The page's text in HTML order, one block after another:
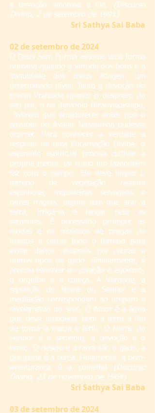
a devoção amorosa a Ele.
(Discurso
Divino, 2 de setembro de 1991)
Sri Sathya Sai Baba
02 de setembro de 2024
O Deus Sem Forma assume uma forma
humana quando a virtude dos bons e a
iniquidade dos maus atingem um
determinado nível. Tanto a devoção do
jovem Prahlada quanto o desprezo do
seu pai, o rei-demônio Hiranyakashipu,
tiveram que amadurecer antes que o
advento do Avatar Narasimha pudesse
ocorrer. Para conhecer a verdade a
respeito de uma Encarnação Divina, o
aspirante espiritual precisa cultivar a
própria mente, tal como um fazendeiro
faz com o campo. Ele deve limpar o
terreno de vegetação rasteira
espinhosa, trepadeiras selvagens e
raízes frágeis; depois tem que arar a
terra, irrigá-la e lançar nela as
sementes. É necessário proteger as
mudas e os rebentos de pragas de
insetos e cercar todo o terreno para
evitar danos causados por cabras e
outros tipos de gado. Similarmente, é
preciso remover do coração o egoísmo,
o orgulho e a cobiça. A Verdade, a
repetição do Nome do Senhor e a
meditação correspondem ao preparo e
nivelamento do solo. O Amor é a água
que deve umedecer bem a terra a fim
de torná-la macia e fértil. O Nome do
Senhor é a semente, a devoção é o
broto. O desejo e a raiva são o gado, a
disciplina é a cerca. Finalmente, a bem-
aventurança é a colheita!
(Discurso
Divino, 23 de novembro de 1964)
Sri Sathya Sai Baba
03 de setembro de 2024